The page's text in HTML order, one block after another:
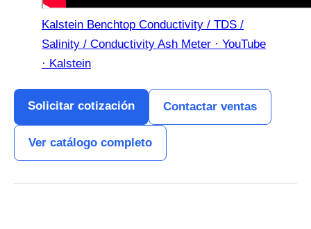
Kalstein Benchtop Conductivity / TDS /
Salinity / Conductivity Ash Meter · YouTube
· Kalstein
Solicitar cotización Contactar ventas
Ver catálogo completo